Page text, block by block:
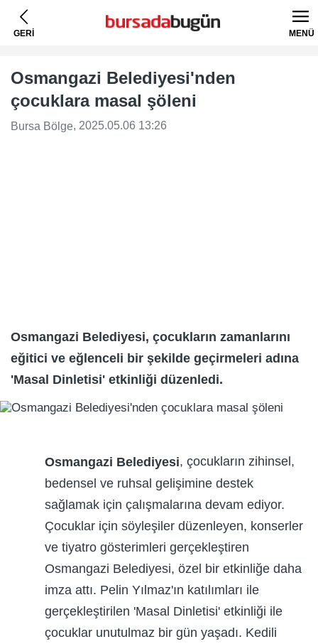
GERİ MENÜ
Osmangazi Belediyesi'nden
çocuklara masal şöleni
Bursa Bölge, 2025.05.06 13:26
Osmangazi Belediyesi, çocukların zamanlarını
eğitici ve eğlenceli bir şekilde geçirmeleri adına
'Masal Dinletisi' etkinliği düzenledi.
Osmangazi Belediyesi, çocukların zihinsel,
bedensel ve ruhsal gelişimine destek
sağlamak için çalışmalarına devam ediyor.
Çocuklar için söyleşiler düzenleyen, konserler
ve tiyatro gösterimleri gerçekleştiren
Osmangazi Belediyesi, özel bir etkinliğe daha
imza attı. Pelin Yılmaz'ın katılımları ile
gerçekleştirilen 'Masal Dinletisi' etkinliği ile
çocuklar unutulmaz bir gün yaşadı. Kedili